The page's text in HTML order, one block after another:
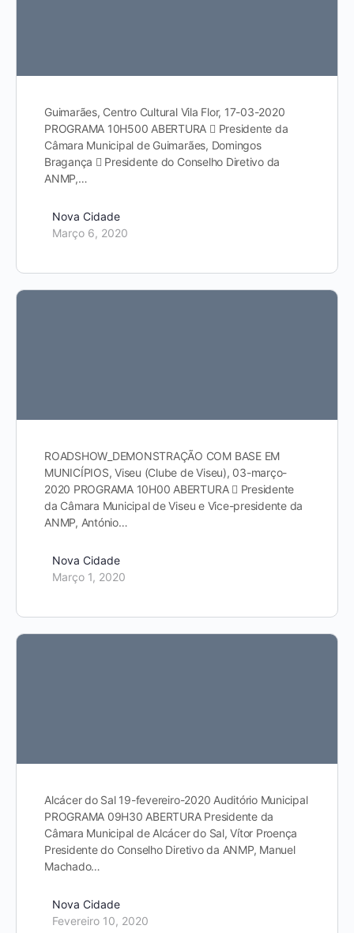
Guimarães, Centro Cultural Vila Flor, 17-03-2020
PROGRAMA 10H500 ABERTURA  Presidente da
Câmara Municipal de Guimarães, Domingos
Bragança  Presidente do Conselho Diretivo da
ANMP,…
Nova Cidade
Março 6, 2020
ROADSHOW_DEMONSTRAÇÃO COM BASE EM
MUNICÍPIOS, Viseu (Clube de Viseu), 03-março-
2020 PROGRAMA 10H00 ABERTURA  Presidente
da Câmara Municipal de Viseu e Vice-presidente da
ANMP, António…
Nova Cidade
Março 1, 2020
Alcácer do Sal 19-fevereiro-2020 Auditório Municipal
PROGRAMA 09H30 ABERTURA Presidente da
Câmara Municipal de Alcácer do Sal, Vítor Proença
Presidente do Conselho Diretivo da ANMP, Manuel
Machado…
Nova Cidade
Fevereiro 10, 2020